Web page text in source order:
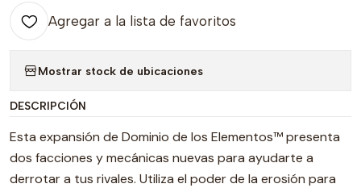
Agregar a la lista de favoritos
Mostrar stock de ubicaciones
DESCRIPCIÓN
Esta expansión de Dominio de los Elementos™ presenta
dos facciones y mecánicas nuevas para ayudarte a
derrotar a tus rivales. Utiliza el poder de la erosión para